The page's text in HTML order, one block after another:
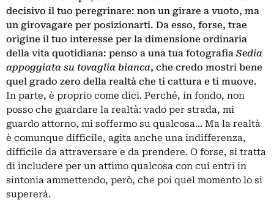
decisivo il tuo peregrinare: non un girare a vuoto, ma
un girovagare per posizionarti. Da esso, forse, trae
origine il tuo interesse per la dimensione ordinaria
della vita quotidiana: penso a una tua fotografiaSedia
appoggiata su tovaglia bianca, che credo mostri bene
quel grado zero della realtà che ti cattura e ti muove.
In parte, è proprio come dici. Perché, in fondo, non
posso che guardare la realtà: vado per strada, mi
guardo attorno, mi soffermo su qualcosa… Ma la realtà
è comunque difficile, agita anche una indifferenza,
difficile da attraversare e da prendere. O forse, si tratta
di includere per un attimo qualcosa con cui entri in
sintonia ammettendo, però, che poi quel momento lo si
supererà.